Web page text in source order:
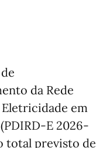
da Rede
em
E 2026-
total previsto de